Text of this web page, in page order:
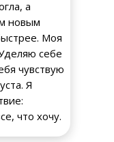
а
новым
Моя
себе
чувствую
Я
что хочу.